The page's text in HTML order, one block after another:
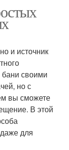
и источник
своими
но с
вы сможете
В этой
для